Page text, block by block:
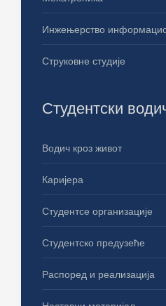
Инжењерство
Струковне студије
Студентски
Водич кроз живот
Каријера
Студентсе организације
Студентско предузеће
Распоред и реализација